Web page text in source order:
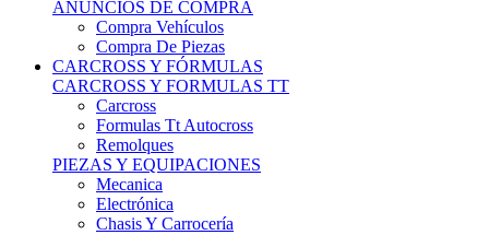
ANUNCIOS DE COMPRA
Compra Vehículos
Compra De Piezas
CARCROSS Y FÓRMULAS
CARCROSS Y FORMULAS TT
Carcross
Formulas Tt Autocross
Remolques
PIEZAS Y EQUIPACIONES
Mecanica
Electrónica
Chasis Y Carrocería